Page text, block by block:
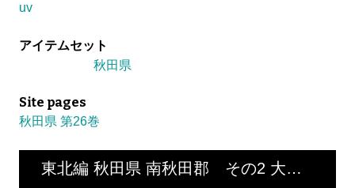
uv
アイテムセット
秋田県
Site pages
秋田県 第26巻
東北編 秋田県 南秋田郡 その2 大平村